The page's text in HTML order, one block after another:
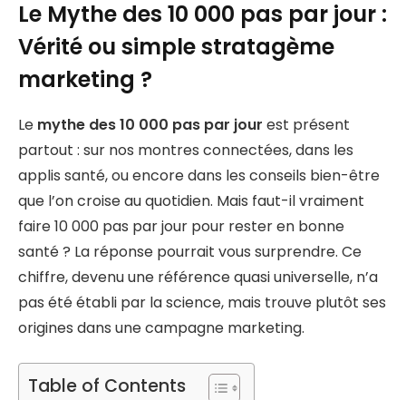
Le Mythe des 10 000 pas par jour :
Vérité ou simple stratagème
marketing ?
Le mythe des 10 000 pas par jour est présent
partout : sur nos montres connectées, dans les
applis santé, ou encore dans les conseils bien-être
que l’on croise au quotidien. Mais faut-il vraiment
faire 10 000 pas par jour pour rester en bonne
santé ? La réponse pourrait vous surprendre. Ce
chiffre, devenu une référence quasi universelle, n’a
pas été établi par la science, mais trouve plutôt ses
origines dans une campagne marketing.
Table of Contents